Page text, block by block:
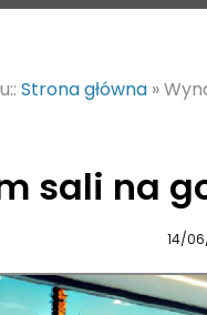
Strona główna »
sali na
14/